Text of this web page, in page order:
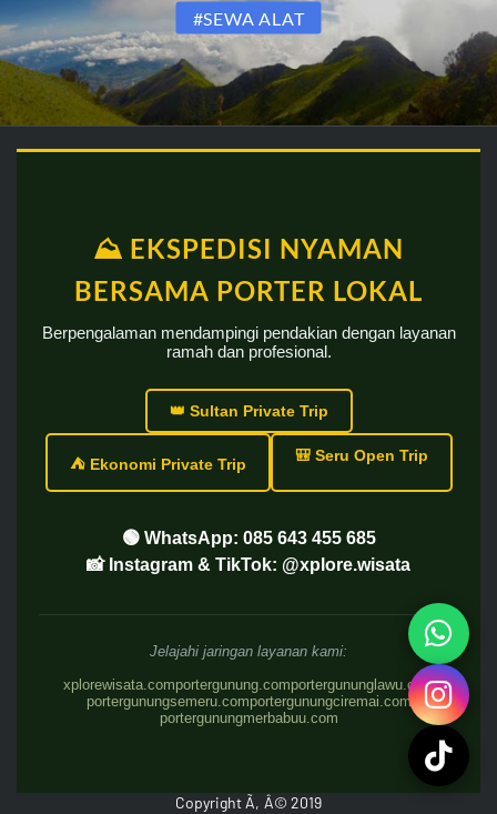
#SEWA ALAT
⛰️ EKSPEDISI NYAMAN
BERSAMA PORTER LOKAL
Berpengalaman mendampingi pendakian dengan layanan
ramah dan profesional.
👑 Sultan Private Trip
⛺ Ekonomi Private Trip 🎒 Seru Open Trip
🟢 WhatsApp: 085 643 455 685
📸 Instagram & TikTok: @xplore.wisata
Jelajahi jaringan layanan kami:
xplorewisata.comportergunung.comportergununglawu.com
portergunungsemeru.comportergunungciremai.com
portergunungmerbabuu.com
Copyright Ã‚Â© 2019